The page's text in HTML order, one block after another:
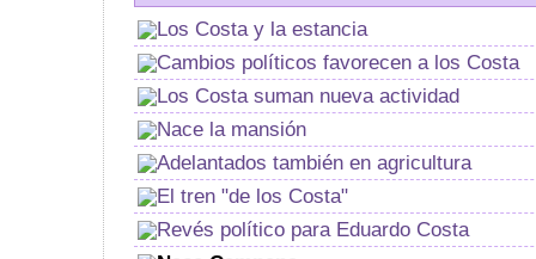
Los Costa y la estancia
Cambios políticos favorecen a los Costa
Los Costa suman nueva actividad
Nace la mansión
Adelantados también en agricultura
El tren "de los Costa"
Revés político para Eduardo Costa